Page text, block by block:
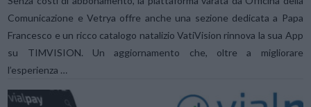
Comunicazione e Vetrya offre anche una sezione dedicata a Papa
Francesco e un ricco catalogo natalizio VatiVision rinnova la sua App
su TIMVISION. Un aggiornamento che, oltre a migliorare
l’esperienza …